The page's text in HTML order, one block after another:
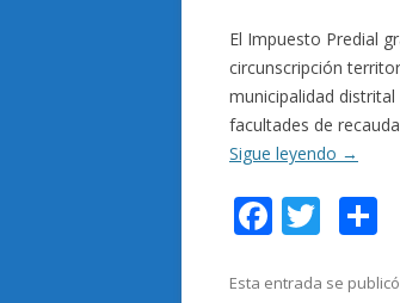
El Impuesto Predial
circunscripción
municipalidad
facultades de
Sigue leyendo →
F
e
T
itt
Esta entrada se